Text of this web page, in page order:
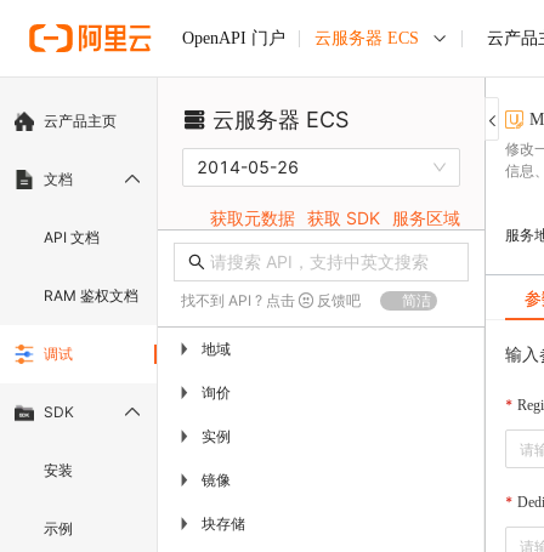
OpenAPI 门户 云服务器 ECS 云产品
云产品主页
文档
API 文档
RAM 鉴权文档
调试
SDK
安装
示例
云服务器 ECS
2014-05-26
获取元数据 获取 SDK 服务区域
找不到 API ? 点击 反馈吧 简洁
▶ 地域
▶ 询价
▶ 实例
▶ 镜像
▶ 块存储
修改
信息
服务
输入